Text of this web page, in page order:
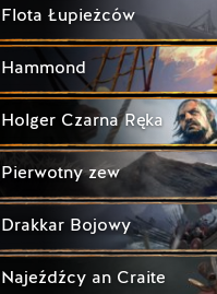
Flota Łupieżców
Hammond
Holger Czarna Ręka
Pierwotny zew
Drakkar Bojowy
Najeźdźcy an Craite